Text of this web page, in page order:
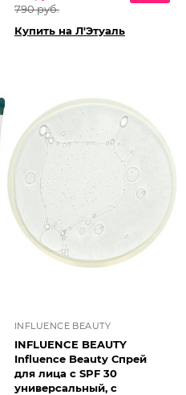
790 руб.
Купить на Л'Этуаль
INFLUENCE BEAUTY
INFLUENCE BEAUTY
Influence Beauty Спрей
для лица с SPF 30
универсальный, с